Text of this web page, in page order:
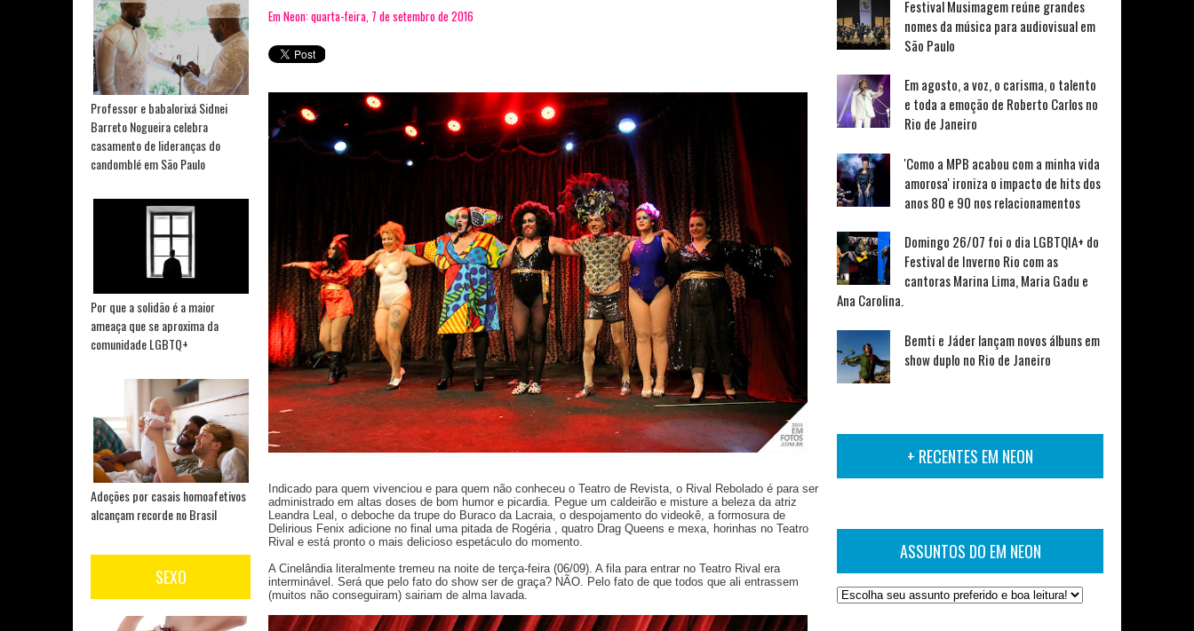
Professor e babalorixá Sidnei
Barreto Nogueira celebra
casamento de lideranças do
candomblé em São Paulo
Por que a solidão é a maior
ameaça que se aproxima da
comunidade LGBTQ+
Adoções por casais homoafetivos
alcançam recorde no Brasil
SEXO
Em Neon: quarta-feira, 7 de setembro de 2016
Indicado para quem vivenciou e para quem não conheceu o Teatro de Revista, o Rival Rebolado é para ser
administrado em altas doses de bom humor e picardia. Pegue um caldeirão e misture a beleza da atriz
Leandra Leal, o deboche da trupe do Buraco da Lacraia, o despojamento do videokê, a formosura de
Delirious Fenix adicione no final uma pitada de Rogéria , quatro Drag Queens e mexa, horinhas no Teatro
Rival e está pronto o mais delicioso espetáculo do momento.
A Cinelândia literalmente tremeu na noite de terça-feira (06/09). A fila para entrar no Teatro Rival era
interminável. Será que pelo fato do show ser de graça? NÃO. Pelo fato de que todos que ali entrassem
(muitos não conseguiram) sairiam de alma lavada.
Festival Musimagem reúne grandes
nomes da música para audiovisual em
São Paulo
Em agosto, a voz, o carisma, o talento
e toda a emoção de Roberto Carlos no
Rio de Janeiro
'Como a MPB acabou com a minha vida
amorosa' ironiza o impacto de hits dos
anos 80 e 90 nos relacionamentos
Domingo 26/07 foi o dia LGBTQIA+ do
Festival de Inverno Rio com as
cantoras Marina Lima, Maria Gadu e
Ana Carolina.
Bemti e Jáder lançam novos álbuns em
show duplo no Rio de Janeiro
+ RECENTES EM NEON
ASSUNTOS DO EM NEON